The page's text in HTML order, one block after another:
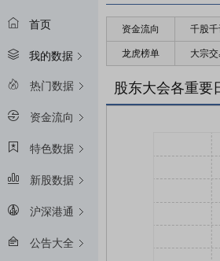
首页
我的数据
热门数据
资金流向
特色数据
新股数据
沪深港通
公告大全
资金流向 千股
龙虎榜单 大宗
股东大会各重要